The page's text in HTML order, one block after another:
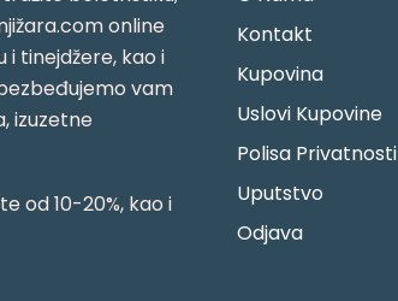
online
i tinejdžere, kao i
vam
izuzetne
od 10-20%, kao i
Kontakt
Kupovina
Uslovi Kupovine
Polisa Privatnosti
Uputstvo
Odjava